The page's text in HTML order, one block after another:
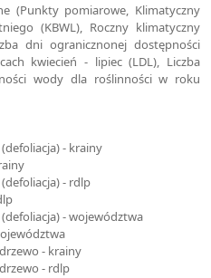
(Punkty pomiarowe, Klimatyczny
(KBWL), Roczny klimatyczny
dni ogranicznonej dostępności
kwiecień - lipiec (LDL), Liczba
wody dla roślinności w roku
- krainy
- rdlp
- województwa
- krainy
- rdlp